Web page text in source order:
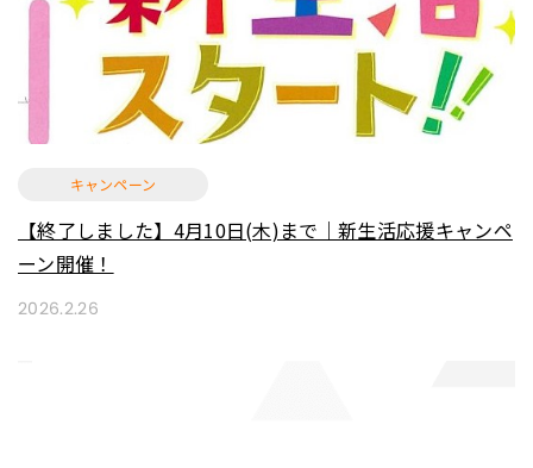
2026.2.26
キャンペーン
【終了しました】4月10日(木)まで｜新生活応援キャンペ
ーン開催！